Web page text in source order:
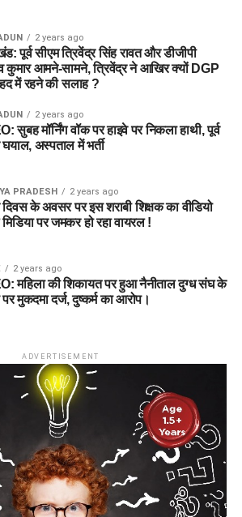
2 years ago
पूर्व सीएम त्रिवेंद्र सिंह रावत और डीजीपी
कुमार आमने-सामने, त्रिवेंद्र ने आखिर क्यों DGP
में रहने की सलाह ?
2 years ago
सुबह मॉर्निंग वॉक पर हाइवे पर निकला हाथी, पूर्व
अस्पताल में भर्ती
PRADESH 2 years ago
दिवस के अवसर पर इस शराबी शिक्षक का वीडियो
पर जमकर हो रहा वायरल !
2 years ago
महिला की शिकायत पर हुआ नैनीताल दुग्ध संघ के
पर मुकदमा दर्ज, दुष्कर्म का आरोप।
ADVERTISEMENT